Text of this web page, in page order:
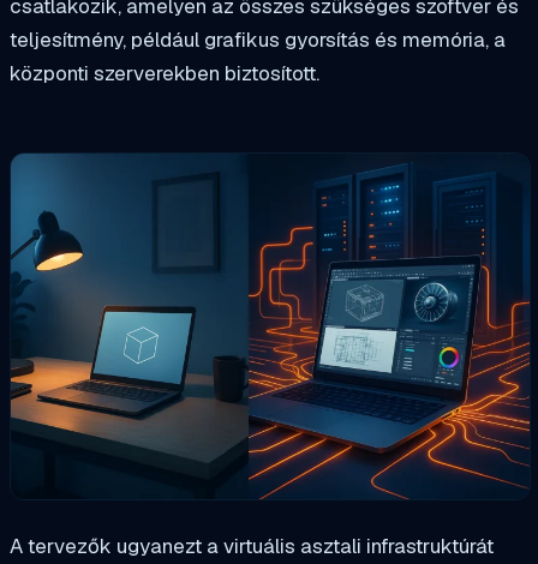
csatlakozik, amelyen az összes szükséges szoftver és
teljesítmény, például grafikus gyorsítás és memória, a
központi szerverekben biztosított.
A tervezők ugyanezt a virtuális asztali infrastruktúrát